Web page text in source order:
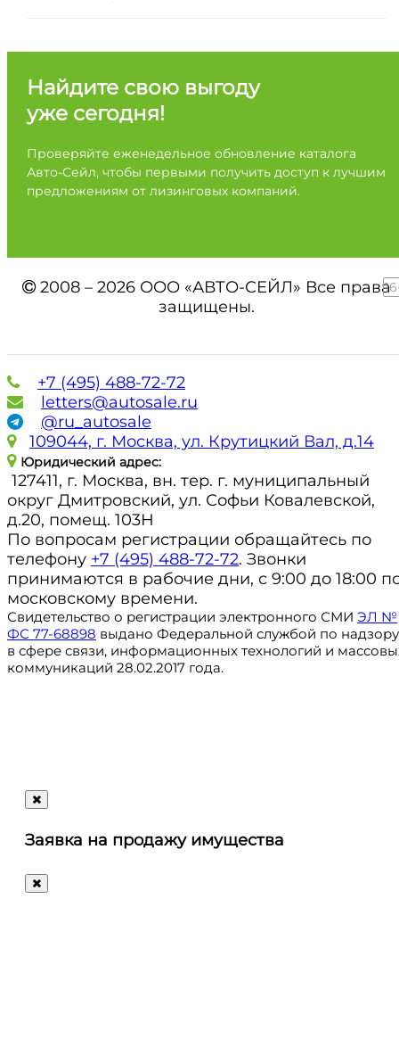
Найдите свою выгоду
уже сегодня!
Проверяйте еженедельное обновление каталога
Авто-Сейл, чтобы первыми получить доступ к лучшим
предложениям от лизинговых компаний.
2008 – 2026 ООО «АВТО-СЕЙЛ» Все права
защищены.
+7 (495) 488-72-72
letters@autosale.ru
@ru_autosale
109044, г. Москва, ул. Крутицкий Вал, д.14
Юридический адрес:
127411, г. Москва, вн. тер. г. муниципальный
округ Дмитровский, ул. Софьи Ковалевской,
д.20, помещ. 103Н
По вопросам регистрации обращайтесь по
телефону +7 (495) 488-72-72. Звонки
принимаются в рабочие дни, с 9:00 до 18:00
московскому времени.
Свидетельство о регистрации электронного СМИ ЭЛ №
ФС 77-68898 выдано Федеральной службой по надзору
в сфере связи, информационных технологий и
коммуникаций 28.02.2017 года.
letters@autosale.ru
Ответим
Заявка на продажу имущества